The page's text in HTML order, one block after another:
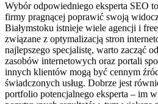
Wybór odpowiedniego eksperta SEO
firmy pragnącej poprawić swoją
Białymstoku istnieje wiele agencji i
związane z optymalizacją stron
najlepszego specjalistę, warto zacząć
zasobów internetowych oraz portali
innych klientów mogą być cennym
świadczonych usług. Dobrze jest
portfolio potencjalnego eksperta – im